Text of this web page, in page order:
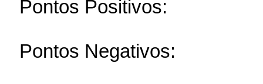
Pontos Positivos:
Pontos Negativos: